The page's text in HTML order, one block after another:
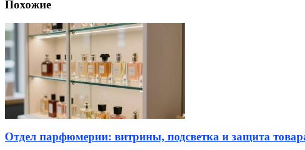
Похожие
Отдел парфюмерии: витрины, подсветка и защита